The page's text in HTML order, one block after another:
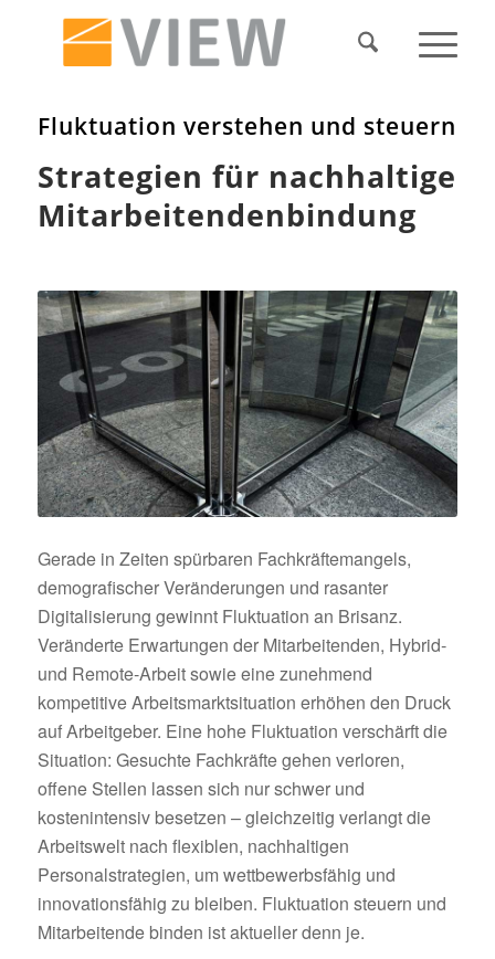
Fluktuation verstehen und steuern
Strategien für nachhaltige
Mitarbeitendenbindung
Gerade in Zeiten spürbaren Fachkräftemangels,
demografischer Veränderungen und rasanter
Digitalisierung gewinnt Fluktuation an Brisanz.
Veränderte Erwartungen der Mitarbeitenden, Hybrid‑
und Remote‑Arbeit sowie eine zunehmend
kompetitive Arbeitsmarktsituation erhöhen den Druck
auf Arbeitgeber. Eine hohe Fluktuation verschärft die
Situation: Gesuchte Fachkräfte gehen verloren,
offene Stellen lassen sich nur schwer und
kostenintensiv besetzen – gleichzeitig verlangt die
Arbeitswelt nach flexiblen, nachhaltigen
Personalstrategien, um wettbewerbsfähig und
innovationsfähig zu bleiben. Fluktuation steuern und
Mitarbeitende binden ist aktueller denn je.